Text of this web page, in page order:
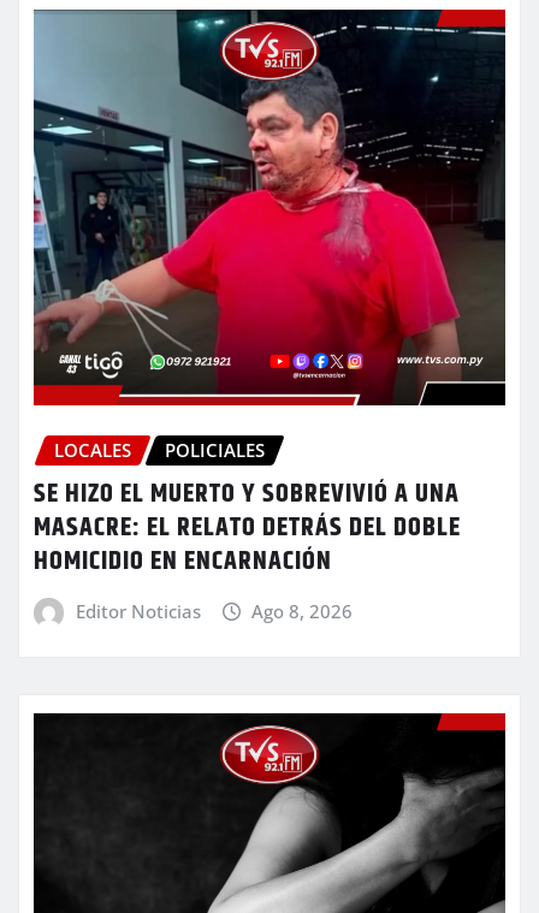
LOCALES POLICIALES
SE HIZO EL MUERTO Y SOBREVIVIÓ A UNA
MASACRE: EL RELATO DETRÁS DEL DOBLE
HOMICIDIO EN ENCARNACIÓN
Editor Noticias Ago 8, 2026